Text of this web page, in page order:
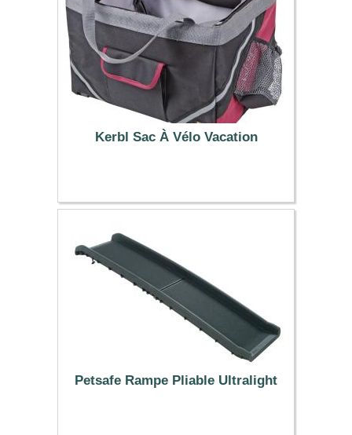
Kerbl Sac À Vélo Vacation
31.99 €
Petsafe Rampe Pliable Ultralight